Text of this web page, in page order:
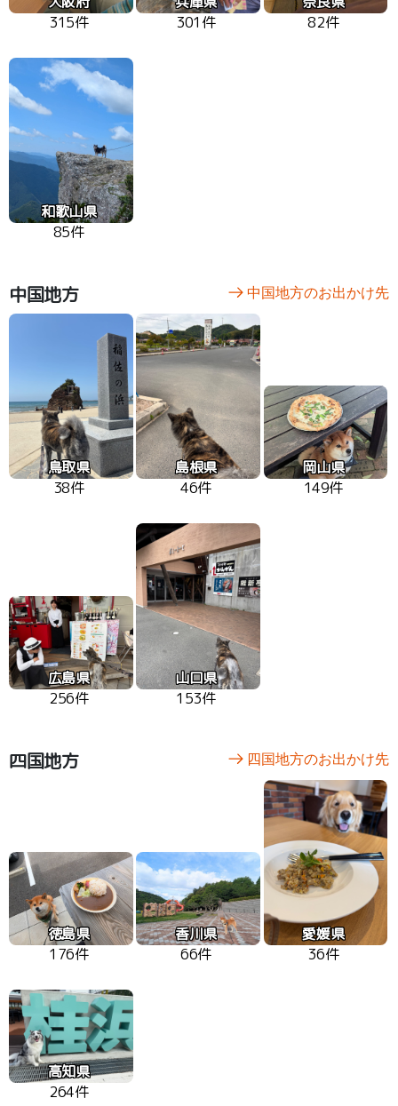
315件
301件
82件
和歌山県
85件
中国地方 中国地方のお出かけ先
鳥取県
38件
島根県
46件
岡山県
149件
広島県
256件
山口県
153件
四国地方 四国地方のお出かけ先
徳島県
176件
香川県
66件
愛媛県
36件
高知県
264件